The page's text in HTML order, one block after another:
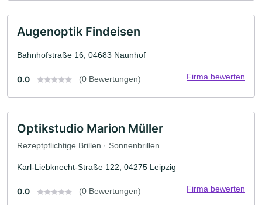
Augenoptik Findeisen
Bahnhofstraße 16, 04683 Naunhof
0.0 (0 Bewertungen) Firma bewerten
Optikstudio Marion Müller
Rezeptpflichtige Brillen · Sonnenbrillen
Karl-Liebknecht-Straße 122, 04275 Leipzig
0.0 (0 Bewertungen) Firma bewerten